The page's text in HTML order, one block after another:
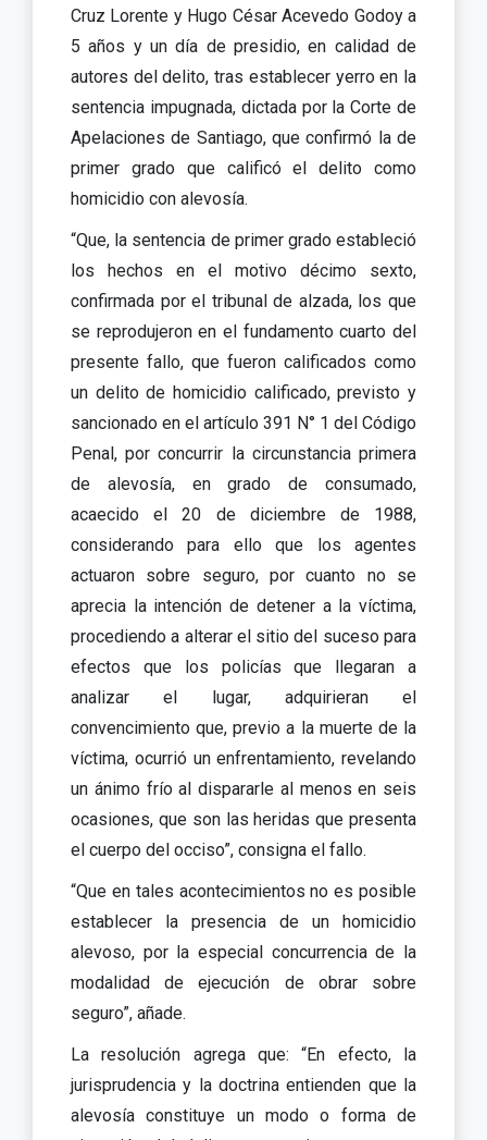
Cruz Lorente y Hugo César Acevedo Godoy a
5 años y un día de presidio, en calidad de
autores del delito, tras establecer yerro en la
sentencia impugnada, dictada por la Corte de
Apelaciones de Santiago, que confirmó la de
primer grado que calificó el delito como
homicidio con alevosía.
“Que, la sentencia de primer grado estableció
los hechos en el motivo décimo sexto,
confirmada por el tribunal de alzada, los que
se reprodujeron en el fundamento cuarto del
presente fallo, que fueron calificados como
un delito de homicidio calificado, previsto y
sancionado en el artículo 391 N° 1 del Código
Penal, por concurrir la circunstancia primera
de alevosía, en grado de consumado,
acaecido el 20 de diciembre de 1988,
considerando para ello que los agentes
actuaron sobre seguro, por cuanto no se
aprecia la intención de detener a la víctima,
procediendo a alterar el sitio del suceso para
efectos que los policías que llegaran a
analizar el lugar, adquirieran el
convencimiento que, previo a la muerte de la
víctima, ocurrió un enfrentamiento, revelando
un ánimo frío al dispararle al menos en seis
ocasiones, que son las heridas que presenta
el cuerpo del occiso”, consigna el fallo.
“Que en tales acontecimientos no es posible
establecer la presencia de un homicidio
alevoso, por la especial concurrencia de la
modalidad de ejecución de obrar sobre
seguro”, añade.
La resolución agrega que: “En efecto, la
jurisprudencia y la doctrina entienden que la
alevosía constituye un modo o forma de